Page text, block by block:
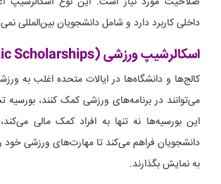
داخلی کاربرد دارد و شامل دانشجویان بین‌المللی
اسکالرشیپ ورزشی (Athletic Scholarships)
کالج‌ها و دانشگاه‌ها در ایالات متحده اغلب به
می‌توانند در برنامه‌های ورزشی کمک کنند، بورسیه
این بورسیه‌ها نه تنها به افراد کمک مالی
دانشجویان فراهم می‌کند تا مهارت‌های ورزشی خود
به نمایش بگذارند.